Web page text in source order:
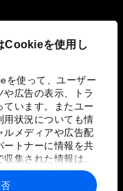
Cookieを使用し
を使って、ユーザー
広告の表示、トラ
ています。またユー
用状況についても情
ルメディアや広告配
ートナーに情報を共
集された情報は、
ーに提供した他の情
ビスを使用した際